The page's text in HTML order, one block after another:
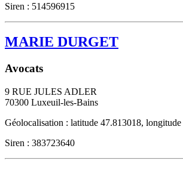
Siren : 514596915
MARIE DURGET
Avocats
9 RUE JULES ADLER
70300 Luxeuil-les-Bains
Géolocalisation : latitude 47.813018,
Siren : 383723640